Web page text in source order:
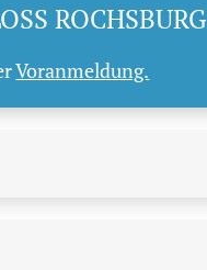
ROCHSBURG
Voranmeldung.